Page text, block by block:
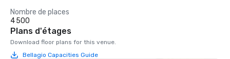
Nombre de places
4 500
Plans d'étages
Download floor plans for this venue.
Bellagio Capacities Guide